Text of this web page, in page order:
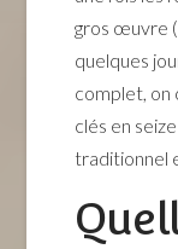
gros œuvre
quelques
complet, on
clés en
traditionnel